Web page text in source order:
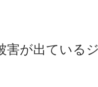
害が出ている